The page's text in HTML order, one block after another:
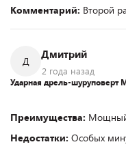
Комментарий: Второй
Д
Дмитрий
2 года назад
Ударная дрель-шуруповерт
Преимущества:
Недостатки: Особых